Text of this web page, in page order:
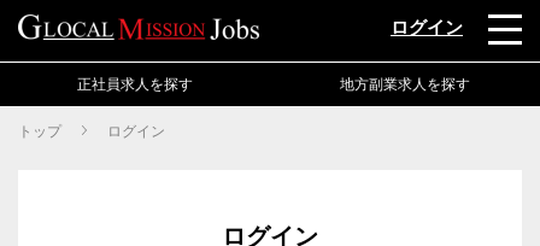
ログイン
正社員求人を探す 地方副業求人を探す
トップ ログイン
ログイン